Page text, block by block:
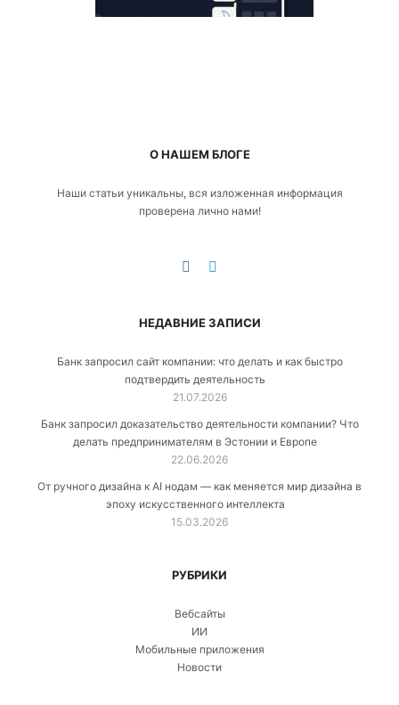
О НАШЕМ БЛОГЕ
Наши статьи уникальны, вся изложенная информация
проверена лично нами!
НЕДАВНИЕ ЗАПИСИ
Банк запросил сайт компании: что делать и как быстро
подтвердить деятельность
21.07.2026
Банк запросил доказательство деятельности компании? Что
делать предпринимателям в Эстонии и Европе
22.06.2026
От ручного дизайна к AI нодам — как меняется мир дизайна в
эпоху искусственного интеллекта
15.03.2026
РУБРИКИ
Вебсайты
ИИ
Мобильные приложения
Новости